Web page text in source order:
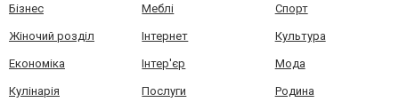
Бізнес Меблі Спорт
Жіночий розділ Інтернет Культура
Економіка Інтер'єр Мода
Кулінарія Послуги Родина